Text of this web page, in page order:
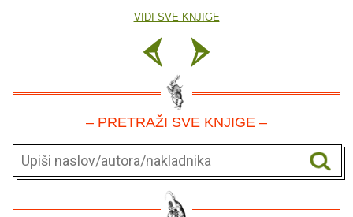
VIDI SVE KNJIGE
– PRETRAŽI SVE KNJIGE –